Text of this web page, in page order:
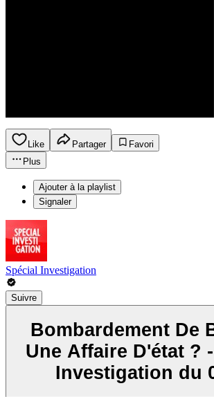
Like Partager
Favori
Plus
Ajouter à la playlist
Signaler
Spécial Investigation
Suivre
Bombardement De
Une Affaire D'état ? - Spécial
Investigation du